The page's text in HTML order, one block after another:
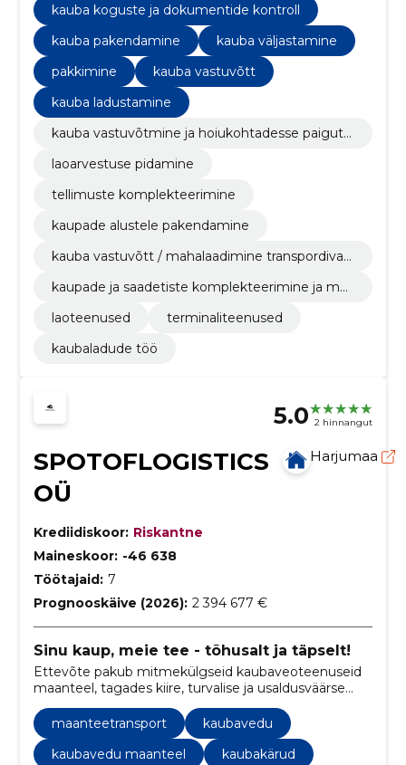
kauba koguste ja dokumentide kontroll
kauba pakendamine
kauba väljastamine
pakkimine
kauba vastuvõtt
kauba ladustamine
kauba vastuvõtmine ja hoiukohtadesse paiguta
laoarvestuse pidamine
tellimuste komplekteerimine
kaupade alustele pakendamine
kauba vastuvõtt / mahalaadimine transpordivah
kaupade ja saadetiste komplekteerimine ja mar
laoteenused
terminaliteenused
kaubaladude töö
5.0 2 hinnangut
SPOTOFLOGISTICS
OÜ
Harjumaa
Krediidiskoor: Riskantne
Maineskoor: -46 638
Töötajaid: 7
Prognooskäive (2026): 2 394 677 €
Sinu kaup, meie tee - tõhusalt ja täpselt!
Ettevõte pakub mitmekülgseid kaubaveoteenuseid
maanteel, tagades kiire, turvalise ja usaldusväärse
kaupade transportimise sihtkohta.
maanteetransport
kaubavedu
kaubavedu maanteel
kaubakärud